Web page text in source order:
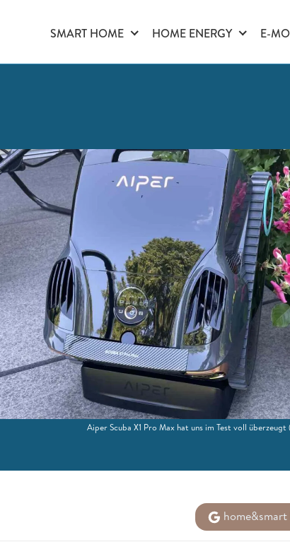
SMART HOME HOME ENERGY E-
Aiper Scuba X1 Pro Max hat uns im Test voll überzeugt